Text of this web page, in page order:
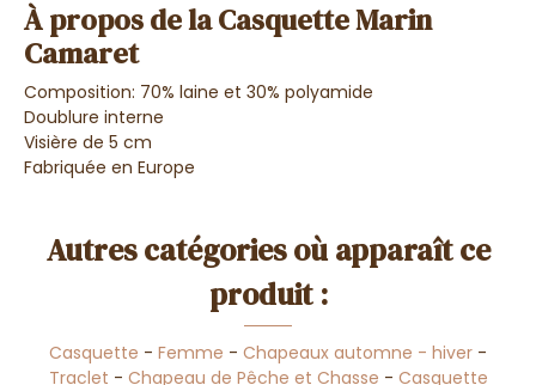
À propos de la Casquette Marin
Camaret
Composition: 70% laine et 30% polyamide
Doublure interne
Visière de 5 cm
Fabriquée en Europe
Autres catégories où apparaît ce
produit :
Casquette - Femme - Chapeaux automne - hiver -
Traclet - Chapeau de Pêche et Chasse - Casquette